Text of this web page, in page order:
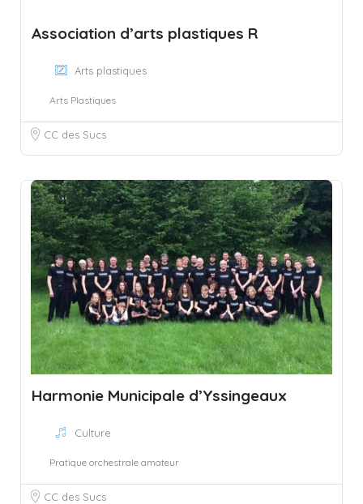
Association d’arts plastiques R
Arts plastiques
Arts Plastiques
CC des Sucs
Harmonie Municipale d’Yssingeaux
Culture
Pratique orchestrale amateur
CC des Sucs